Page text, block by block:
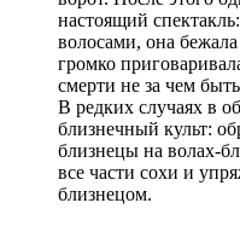
настоящий
волосами, она
громко
смерти не за чем
В редких случаях в
близнечный культ:
близнецы на волах-
все части сохи и
близнецом.